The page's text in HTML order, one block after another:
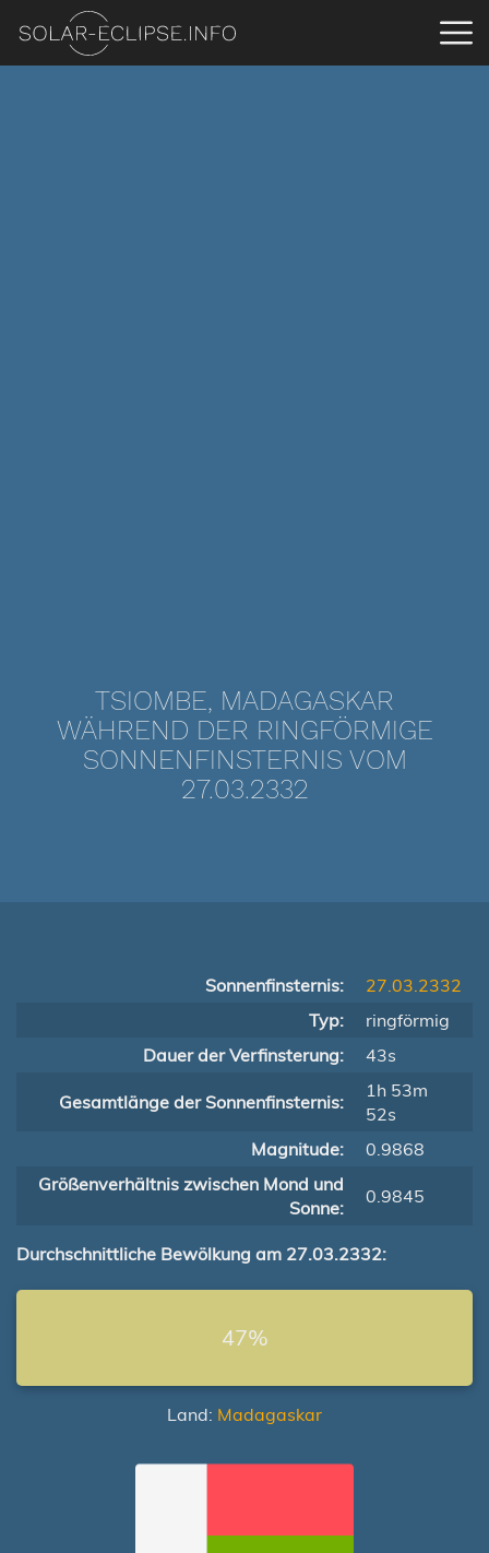
TSIOMBE, MADAGASKAR
WÄHREND DER RINGFÖRMIGE
SONNENFINSTERNIS VOM
27.03.2332
Sonnenfinsternis:
27.03.2332
Typ:
ringförmig
Dauer der Verfinsterung:
43s
Gesamtlänge der Sonnenfinsternis:
1h 53m
52s
Magnitude:
0.9868
Größenverhältnis zwischen Mond und
Sonne:
0.9845
Durchschnittliche Bewölkung am 27.03.2332:
47%
Land: Madagaskar